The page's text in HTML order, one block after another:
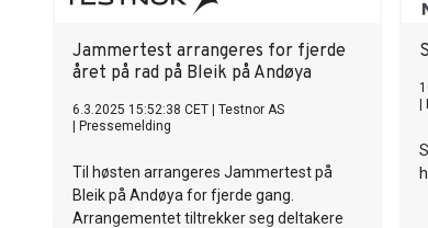
Jammertest arrangeres for fjerde
året på rad på Bleik på Andøya
6.3.2025 15:52:38 CET
Testnor AS
Pressemelding
Til høsten arrangeres Jammertest på
Bleik på Andøya for fjerde gang.
Arrangementet tiltrekker seg deltakere